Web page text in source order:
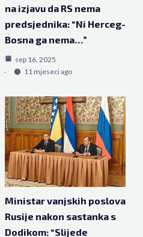
na izjavu da RS nema
predsjednika: “Ni Herceg-
Bosna ga nema…”
sep 16, 2025
11 mjeseci ago
Ministar vanjskih poslova
Rusije nakon sastanka s
Dodikom: “Slijede